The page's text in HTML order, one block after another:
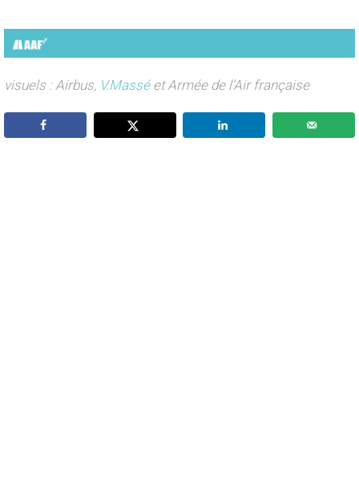
visuels : Airbus, V.Masséet Armée de l’Air française